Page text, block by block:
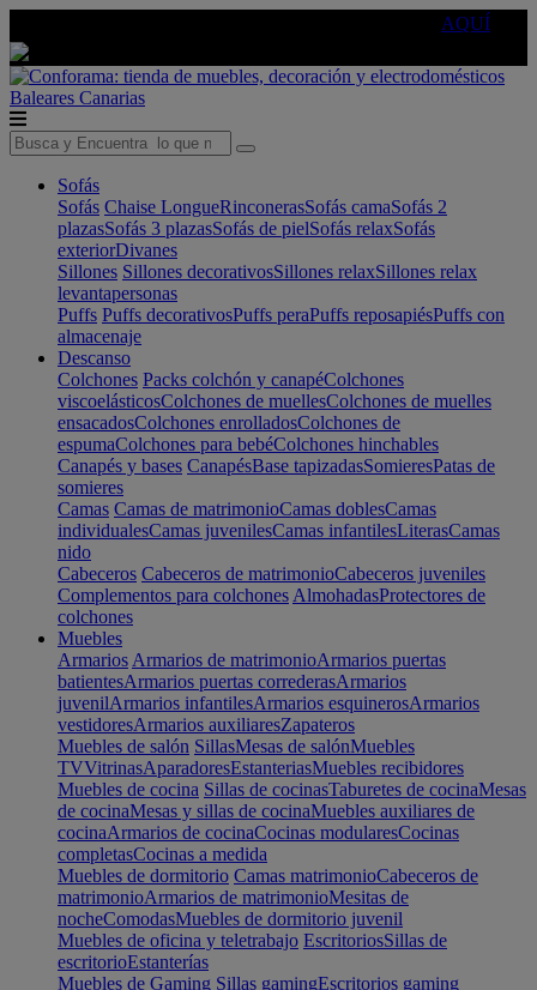
AQUÍ
Baleares Canarias
Sofás
Sofás Chaise LongueRinconerasSofás camaSofás 2
plazasSofás 3 plazasSofás de pielSofás relaxSofás
exteriorDivanes
Sillones Sillones decorativosSillones relaxSillones relax
levantapersonas
Puffs Puffs decorativosPuffs peraPuffs reposapiésPuffs con
almacenaje
Descanso
Colchones Packs colchón y canapéColchones
viscoelásticosColchones de muellesColchones de muelles
ensacadosColchones enrolladosColchones de
espumaColchones para bebéColchones hinchables
Canapés y bases CanapésBase tapizadasSomieresPatas de
somieres
Camas Camas de matrimonioCamas doblesCamas
individualesCamas juvenilesCamas infantilesLiterasCamas
nido
Cabeceros Cabeceros de matrimonioCabeceros juveniles
Complementos para colchones AlmohadasProtectores de
colchones
Muebles
Armarios Armarios de matrimonioArmarios puertas
batientesArmarios puertas correderasArmarios
juvenilArmarios infantilesArmarios esquinerosArmarios
vestidoresArmarios auxiliaresZapateros
Muebles de salón SillasMesas de salónMuebles
TVVitrinasAparadoresEstanteriasMuebles recibidores
Muebles de cocina Sillas de cocinasTaburetes de cocinaMesas
de cocinaMesas y sillas de cocinaMuebles auxiliares de
cocinaArmarios de cocinaCocinas modularesCocinas
completasCocinas a medida
Muebles de dormitorio Camas matrimonioCabeceros de
matrimonioArmarios de matrimonioMesitas de
nocheComodasMuebles de dormitorio juvenil
Muebles de oficina y teletrabajo EscritoriosSillas de
escritorioEstanterías
Muebles de Gaming Sillas gamingEscritorios gaming